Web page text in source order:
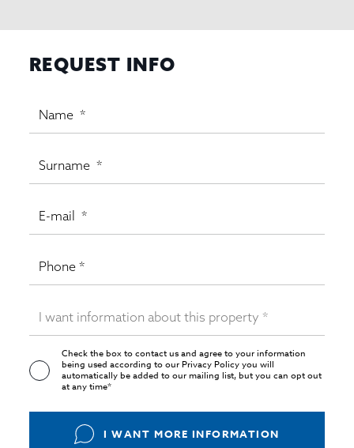
REQUEST INFO
Check the box to contact us and agree to your information
being used according to ourPrivacy Policyyou will
automatically be added to our mailing list, but you can opt out
at any time*
I WANT MORE INFORMATION